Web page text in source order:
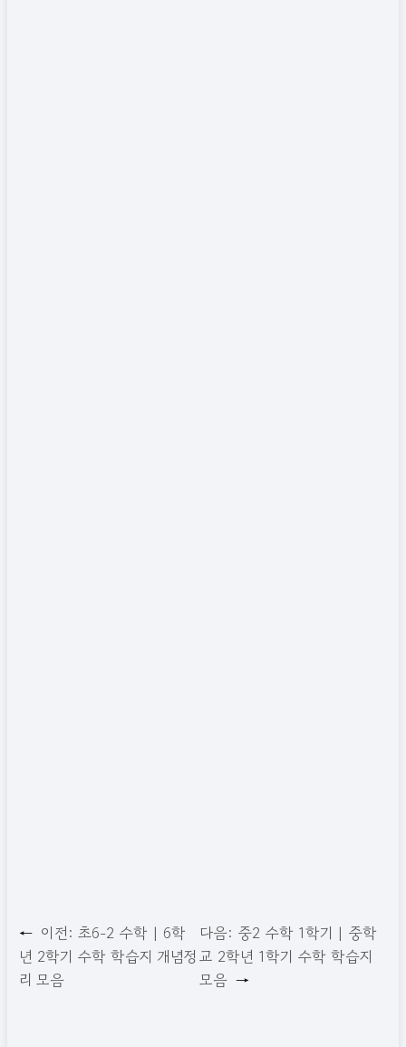
← 이전:초6-2 수학 | 6학
년 2학기 수학 학습지 개념정
리 모음
다음: 중2 수학 1학기 | 중학
교 2학년 1학기 수학 학습지
모음 →